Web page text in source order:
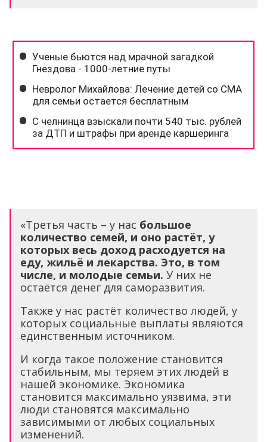
«Третья часть – у нас большое
количество семей, и оно растёт, у
которых весь доход расходуется на
еду, жильё и лекарства. Это, в том
числе, и молодые семьи. У них не
остаётся денег для саморазвития.
Также у нас растёт количество людей, у
которых социальные выплаты являются
единственным источником.
И когда такое положение становится
стабильным, мы теряем этих людей в
нашей экономике. Экономика
становится максимально уязвима, эти
люди становятся максимально
зависимыми от любых социальных
изменений.